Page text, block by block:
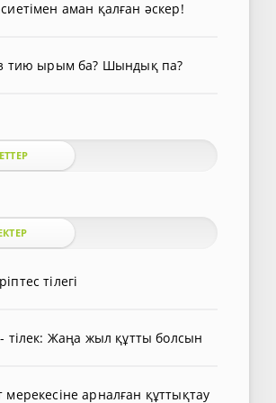
аман қалған әскер!
тию ырым ба? Шындық па?
тілегі
тілек: Жаңа жыл құтты болсын
мерекесіне арналған құттықтау